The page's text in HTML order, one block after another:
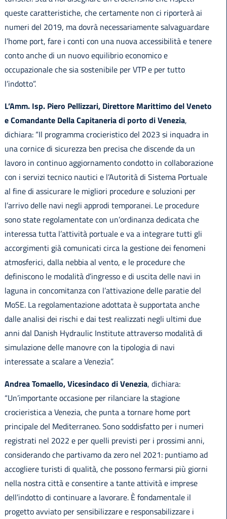
queste caratteristiche, che certamente non ci riporterà ai
numeri del 2019, ma dovrà necessariamente salvaguardare
l’home port, fare i conti con una nuova accessibilità e tenere
conto anche di un nuovo equilibrio economico e
occupazionale che sia sostenibile per VTP e per tutto
l’indotto”.
L’Amm. Isp. Piero Pellizzari, Direttore Marittimo del Veneto
e Comandante Della Capitaneria di porto di Venezia,
dichiara: “Il programma crocieristico del 2023 si inquadra in
una cornice di sicurezza ben precisa che discende da un
lavoro in continuo aggiornamento condotto in collaborazione
con i servizi tecnico nautici e l’Autorità di Sistema Portuale
al fine di assicurare le migliori procedure e soluzioni per
l’arrivo delle navi negli approdi temporanei. Le procedure
sono state regolamentate con un’ordinanza dedicata che
interessa tutta l’attività portuale e va a integrare tutti gli
accorgimenti già comunicati circa la gestione dei fenomeni
atmosferici, dalla nebbia al vento, e le procedure che
definiscono le modalità d’ingresso e di uscita delle navi in
laguna in concomitanza con l’attivazione delle paratie del
MoSE. La regolamentazione adottata è supportata anche
dalle analisi dei rischi e dai test realizzati negli ultimi due
anni dal Danish Hydraulic Institute attraverso modalità di
simulazione delle manovre con la tipologia di navi
interessate a scalare a Venezia”.
Andrea Tomaello, Vicesindaco di Venezia, dichiara:
“Un’importante occasione per rilanciare la stagione
crocieristica a Venezia, che punta a tornare home port
principale del Mediterraneo. Sono soddisfatto per i numeri
registrati nel 2022 e per quelli previsti per i prossimi anni,
considerando che partivamo da zero nel 2021: puntiamo ad
accogliere turisti di qualità, che possono fermarsi più giorni
nella nostra città e consentire a tante attività e imprese
dell’indotto di continuare a lavorare. È fondamentale il
progetto avviato per sensibilizzare e responsabilizzare i